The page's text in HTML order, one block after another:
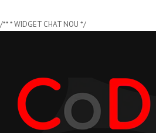
/** * WIDGET CHAT NOU */